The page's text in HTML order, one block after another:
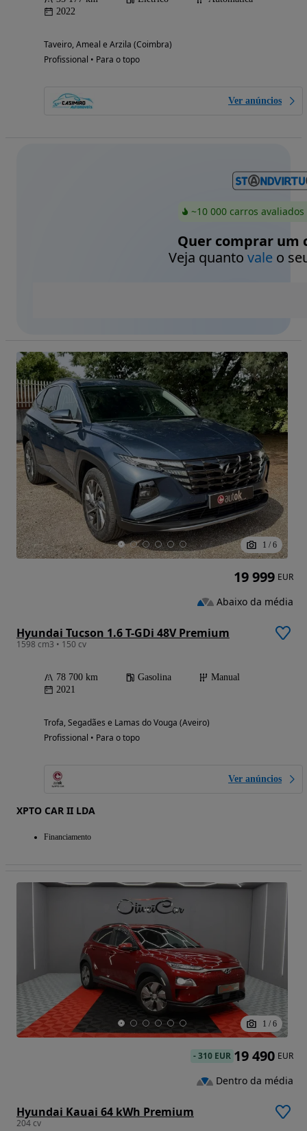
2022
Taveiro, Ameal e Arzila (Coimbra)
Profissional • Para o topo
Ver anúncios
~10 000 carros
Quer comprar um
Veja quanto valeo
1 / 6
Hyundai Tucson 1.6 T-GDi 48V Premium
1598 cm3 • 150 cv
78 700 km Gasolina
Manual
2021
Trofa, Segadães e Lamas do Vouga (Aveiro)
Profissional • Para o topo
Ver anúncios
XPTO CAR II LDA
Financiamento
19 999 EUR
Abaixo da média
1 / 6
Hyundai Kauai 64 kWh Premium
204 cv
-310 EUR 19 490 EUR
Dentro da média